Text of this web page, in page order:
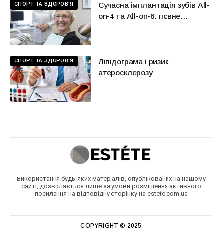
СПОРТ ТА ЗДОРОВ'Я
Сучасна імплантація зубів All-
on-4 та All-on-6: повне
СПОРТ ТА ЗДОРОВ'Я
Ліпідограма і ризик
атеросклерозу
Використання будь-яких матеріалів, опублікованих на нашому
сайті, дозволяється лише за умови розміщення активного
посилання на відповідну сторінку на estete.com.ua
COPYRIGHT © 2025